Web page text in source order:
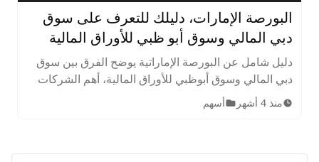
البورصة الإمارات، دليلك للتعرف على سوق
دبي المالي وسوق أبو ظبي للأوراق المالية
دليل شامل عن البورصة الإماراتية يوضح الفرق بين سوق
دبي المالي وسوق أبوظبي للأوراق المالية، أهم الشركات
المدرجة، الأصول المتاحة، ساعات التداول، وخطوات
الاستثمار للمبتدئين.
منذ 4 أشهر أسهم